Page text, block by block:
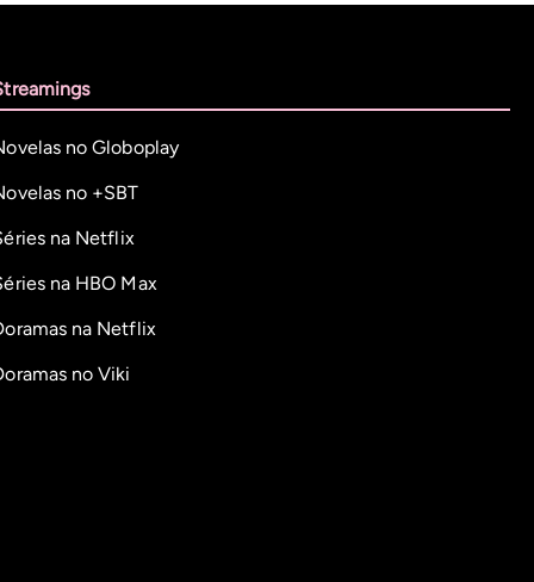
no Globoplay
no +SBT
na Netflix
na HBO Max
na Netflix
no Viki